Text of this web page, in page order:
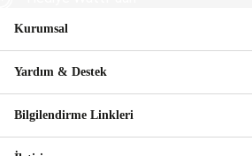
Güvenli Alışveriş
Kurumsal
Yardım & Destek
Bilgilendirme Linkleri